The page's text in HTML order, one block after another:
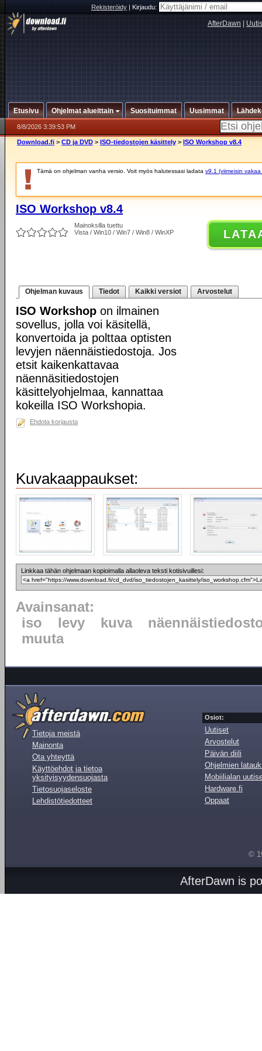
Rekisteröidy|Kirjaudu:
AfterDawn
Etusivu Ohjelmat alueittain Suosituimmat Uusimmat
8/8/2026 3:39:53 PM
Download.fi > CD ja DVD > ISO-tiedostojen käsittely > ISO Workshop v8.4
Tämä on ohjelman vanha versio. Voit myös halutessasi ladata v9.1 (viimeisin vakaa
ISO Workshop v8.4
Mainoksilla tuettu
Vista / Win10 / Win7 / Win8 / WinXP
Ohjelman kuvaus Tiedot Kaikki versiot Arvostelut
ISO Workshop on ilmainen
sovellus, jolla voi käsitellä,
konvertoida ja polttaa optisten
levyjen näennäistiedostoja. Jos
etsit kaikenkattavaa
näennäsitiedostojen
käsittelyohjelmaa, kannattaa
kokeilla ISO Workshopia.
Ehdota korjausta
Kuvakaappaukset:
Linkkaa tähän ohjelmaan kopioimalla allaoleva teksti kotisivuillesi:
Avainsanat:
iso
levy kuva
muuta
Tietoja meistä
Mainonta
Ota yhteyttä
Käyttöehdot ja tietoa
yksityisyydensuojasta
Tietosuojaseloste
Lehdistötiedotteet
Osiot:
Uutiset
Arvostelut
Päivän diili
Ohjelmien
Mobiilialan
Hardware.fi
Oppaat
©
AfterDawn is